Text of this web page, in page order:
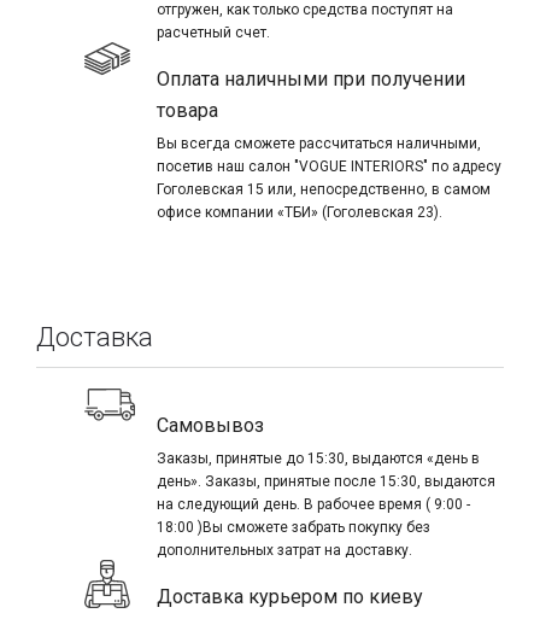
отгружен, как только средства поступят на
расчетный счет.
Оплата наличными при получении
товара
Вы всегда сможете рассчитаться наличными,
посетив наш салон "VOGUE INTERIORS" по адресу
Гоголевская 15 или, непосредственно, в самом
офисе компании «ТБИ» (Гоголевская 23).
Доставка
Самовывоз
Заказы, принятые до 15:30, выдаются «день в
день». Заказы, принятые после 15:30, выдаются
на следующий день. В рабочее время ( 9:00 -
18:00 )Вы сможете забрать покупку без
дополнительных затрат на доставку.
Доставка курьером по киеву